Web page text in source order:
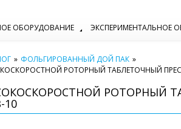
ОБОРУДОВАНИЕ ЭКСПЕРИМЕНТАЛЬНОЕ
» ФОЛЬГИРОВАННЫЙ ДОЙ ПАК »
РОТОРНЫЙ ТАБЛЕТОЧНЫЙ
РОТОРНЫЙ
10